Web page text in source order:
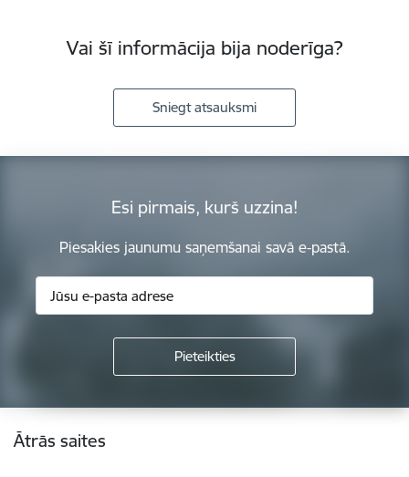
Vai šī informācija bija noderīga?
Sniegt atsauksmi
Esi pirmais, kurš uzzina!
Piesakies jaunumu saņemšanai savā e-pastā.
Kājene
Ātrās saites